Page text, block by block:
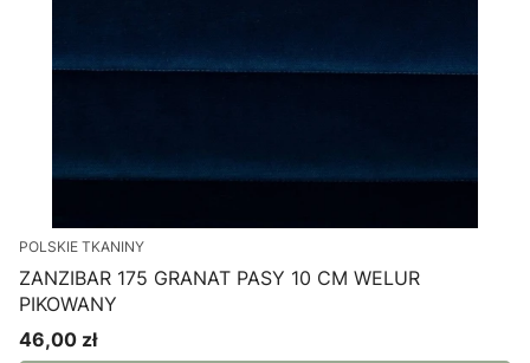
POLSKIE TKANINY
ZANZIBAR 175 GRANAT PASY 10 CM WELUR
PIKOWANY
Cena
46,00 zł